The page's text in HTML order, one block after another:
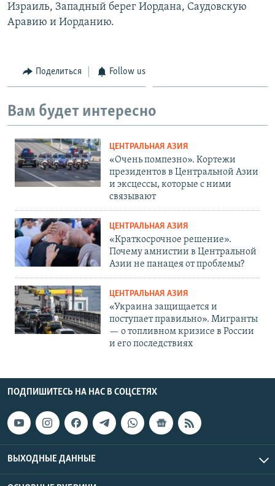
Израиль, Западный берег Иордана, Саудовскую
Аравию и Иорданию.
Поделиться Follow us
Вам будет интересно
ЦЕНТРАЛЬНАЯ АЗИЯ
«Очень помпезно». Кортежи
президентов в Центральной Азии
и эксцессы, которые с ними
связывают
ЦЕНТРАЛЬНАЯ АЗИЯ
«Краткосрочное решение».
Почему амнистии в Центральной
Азии не панацея от проблемы?
ЦЕНТРАЛЬНАЯ АЗИЯ
«Украина защищается и
поступает правильно». Мигранты
— о топливном кризисе в России
и его последствиях
ПОДПИШИТЕСЬ НА НАС В СОЦСЕТЯХ
ВЫХОДНЫЕ ДАННЫЕ